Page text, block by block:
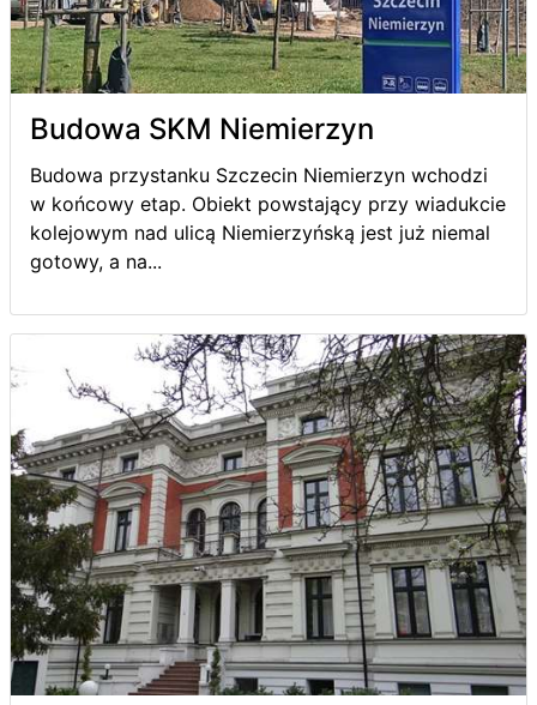
Budowa SKM Niemierzyn
Budowa przystanku Szczecin Niemierzyn wchodzi
w końcowy etap. Obiekt powstający przy wiadukcie
kolejowym nad ulicą Niemierzyńską jest już niemal
gotowy, a na...